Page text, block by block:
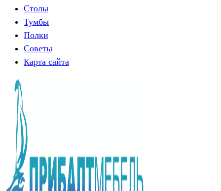
Столы
Тумбы
Полки
Советы
Карта сайта